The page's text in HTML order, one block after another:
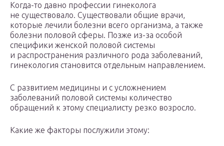
Когда-то давно профессии гинеколога
не существовало. Существовали общие врачи,
которые лечили болезни всего организма, а также
болезни половой сферы. Позже из-за особой
специфики женской половой системы
и распространения различного рода заболеваний,
гинекология становится отдельным направлением.
С развитием медицины и с усложнением
заболеваний половой системы количество
обращений к этому специалисту резко возросло.
Какие же факторы послужили этому: